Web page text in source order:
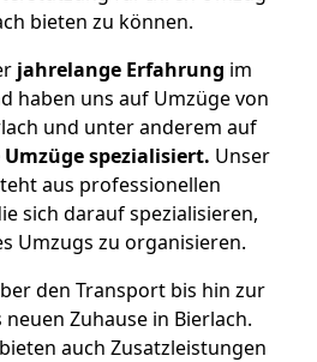
bieten zu können.
jahrelange Erfahrung im
haben uns auf Umzüge von
und unter anderem auf
spezialisiert. Unser
aus professionellen
sich darauf spezialisieren,
Umzugs zu organisieren.
den Transport bis hin zur
Zuhause in Bierlach.
auch Zusatzleistungen